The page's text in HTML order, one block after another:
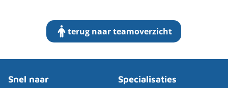
terug naar teamoverzicht
Snel naar Specialisaties